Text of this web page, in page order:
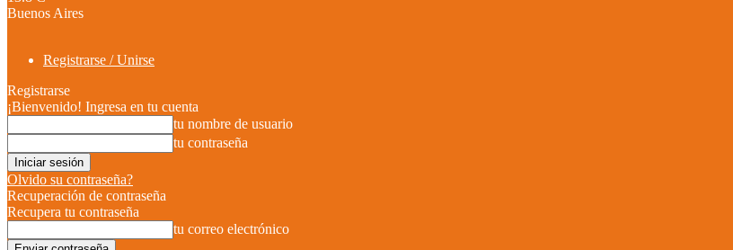
Buenos Aires
Registrarse / Unirse
Registrarse
¡Bienvenido! Ingresa en tu cuenta
tu nombre de usuario
tu contraseña
Olvido su contraseña?
Recuperación de contraseña
Recupera tu contraseña
tu correo electrónico